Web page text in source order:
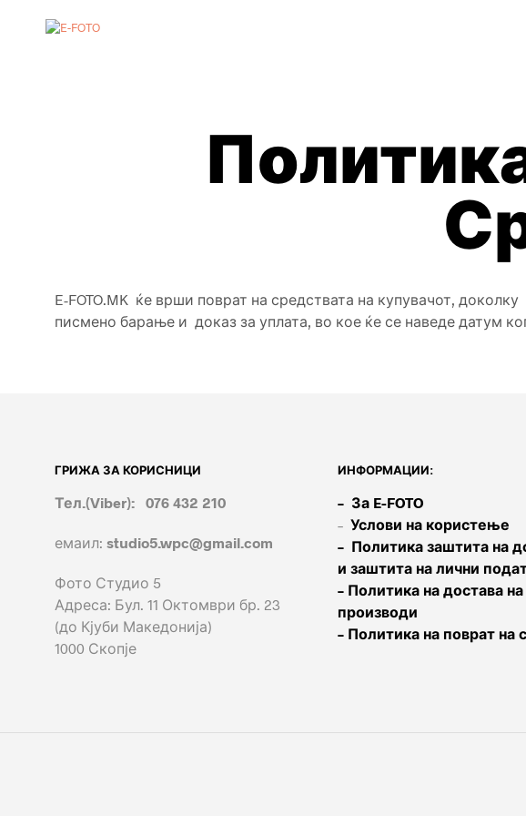
E-FOTO.MK ќе врши поврат на средствата на купувачот,
писмено барање и доказ за уплата, во кое ќе се наведе датум
ГРИЖА ЗА КОРИСНИЦИ
Тел.(Viber): 076 432 210
емаил: studio5.wpc@gmail.com
Фото Студио 5
Адреса: Бул. 11 Октомври бр. 23
(до Кјуби Македонија)
1000 Скопје
ИНФОРМАЦИИ:
– За E-FOTO
– Услови на користење
– Политика заштита на
и заштита на лични
– Политика на достава на
производи
– Политика на поврат на